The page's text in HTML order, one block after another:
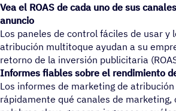
Vea el ROAS de cada uno de sus
anuncio
Los paneles de control fáciles de usar y
atribución multitoque ayudan a su
retorno de la inversión publicitaria
Informes fiables sobre el rendimiento
Los informes de marketing de
rápidamente qué canales de marketing,